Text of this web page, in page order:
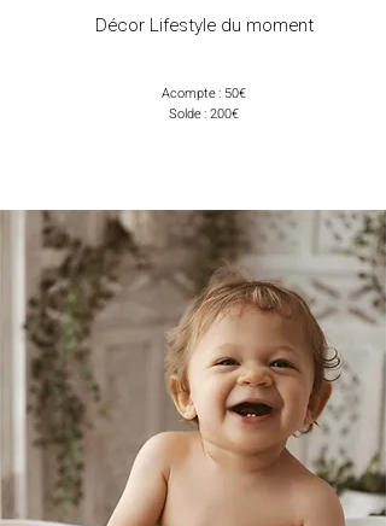
Décor Lifestyle du moment
Acompte : 50€
Solde : 200€